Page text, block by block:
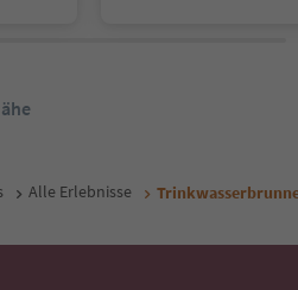
Alle Erlebnisse